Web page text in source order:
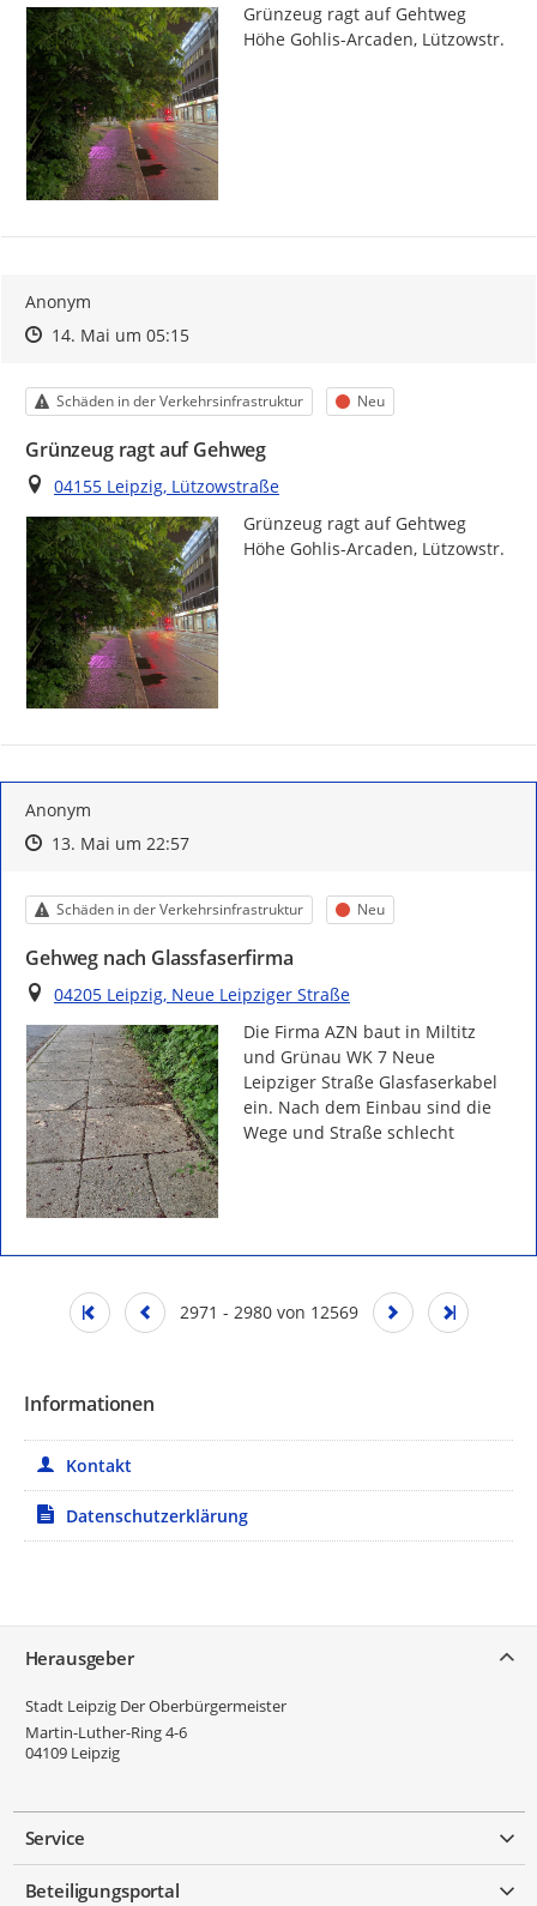
Grünzeug ragt auf Gehtweg
Höhe Gohlis-Arcaden, Lützowstr.
Anonym
Zeitpunkt des Erstellens
Zeitpunkt des Erstellens
14. Mai um 05:15Zur Äußerung
Kategorie
Schäden in der Verkehrsinfrastruktur Status
Neu
Grünzeug ragt auf Gehweg
Ort
04155 Leipzig, Lützowstraße
Grünzeug ragt auf Gehtweg
Höhe Gohlis-Arcaden, Lützowstr.
Anonym
Zeitpunkt des Erstellens
Zeitpunkt des Erstellens
13. Mai um 22:57Zur Äußerung
Kategorie
Schäden in der Verkehrsinfrastruktur Status
Neu
Gehweg nach Glassfaserfirma
Ort
04205 Leipzig, Neue Leipziger Straße
Die Firma AZN baut in Miltitz
und Grünau WK 7 Neue
Leipziger Straße Glasfaserkabel
ein. Nach dem Einbau sind die
Wege und Straße schlecht
2971 - 2980 von 12569
Informationen
Kontakt
Datenschutzerklärung
Herausgeber
Stadt Leipzig Der Oberbürgermeister
Martin-Luther-Ring 4-6
04109 Leipzig
Service
Beteiligungsportal